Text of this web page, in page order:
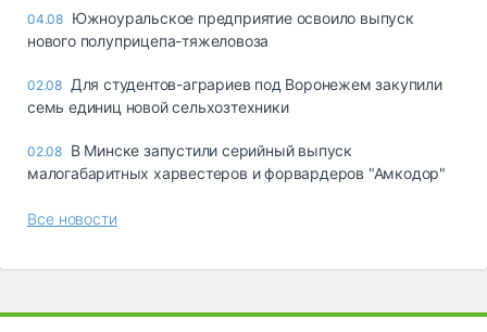
04.08 Южноуральское предприятие освоило выпуск
нового полуприцепа-тяжеловоза
02.08 Для студентов-аграриев под Воронежем закупили
семь единиц новой сельхозтехники
02.08 В Минске запустили серийный выпуск
малогабаритных харвестеров и форвардеров "Амкодор"
Все новости